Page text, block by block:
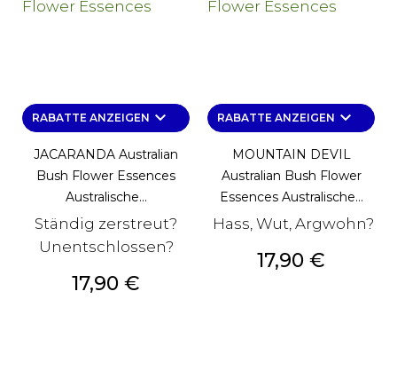
RABATTE ANZEIGEN keyboard_arrow_down
JACARANDA Australian
Bush Flower Essences
Australische...
Ständig zerstreut?
Unentschlossen?
Preis
17,90 €
RABATTE ANZEIGEN keyboard_arrow_down
MOUNTAIN DEVIL
Australian Bush Flower
Essences Australische...
Hass, Wut, Argwohn?
Preis
17,90 €